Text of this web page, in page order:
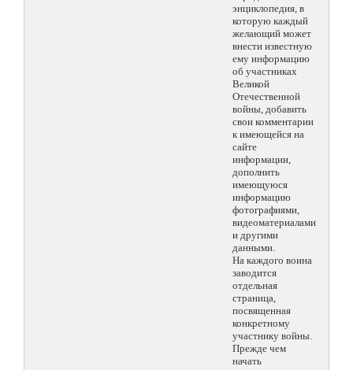
энциклопедия, в
которую каждый
желающий может
внести известную
ему информацию
об участниках
Великой
Отечественной
войны, добавить
свои комментарии
к имеющейся на
сайте
информации,
дополнить
имеющуюся
информацию
фотографиями,
видеоматериалами
и другими
данными.
На каждого воина
заводится
отдельная
страница,
посвященная
конкретному
участнику войны.
Прежде чем
начать